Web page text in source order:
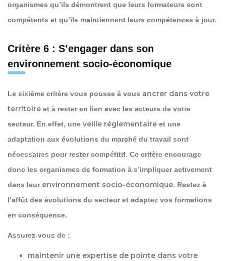
organismes qu’ils démontrent que leurs formateurs sont
compétents et qu’ils maintiennent leurs compétences à jour.
Critère 6 : S’engager dans son
environnement socio-économique
Le sixième critère vous pousse à vous ancrer dans votre
territoire et à rester en lien avec les acteurs de votre
secteur. En effet, une veille réglementaire et une
adaptation aux évolutions du marché du travail sont
nécessaires pour rester compétitif. Ce critère encourage
donc les organismes de formation à s’impliquer activement
dans leur environnement socio-économique. Restez à
l’affût des évolutions du secteur et adaptez vos formations
en conséquence.
Assurez-vous de :
maintenir une expertise de pointe dans votre